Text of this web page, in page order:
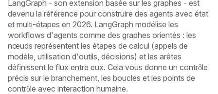
LangGraph - son extension basée sur les graphes - est
devenu la référence pour construire des agents avec état
et multi-étapes en 2026. LangGraph modélise les
workflows d'agents comme des graphes orientés : les
nœuds représentent les étapes de calcul (appels de
modèle, utilisation d'outils, décisions) et les arêtes
définissent le flux entre eux. Cela vous donne un contrôle
précis sur le branchement, les boucles et les points de
contrôle avec interaction humaine.